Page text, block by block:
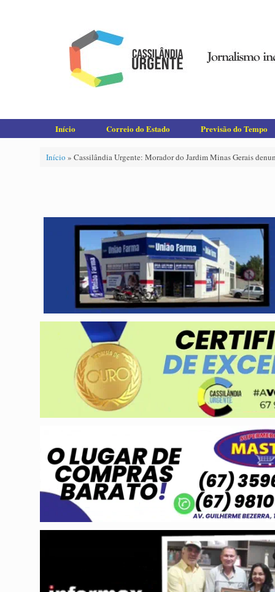
Início Correio do Estado Previsão do Tempo
Início » Cassilândia Urgente: Morador do Jardim Minas Gerais